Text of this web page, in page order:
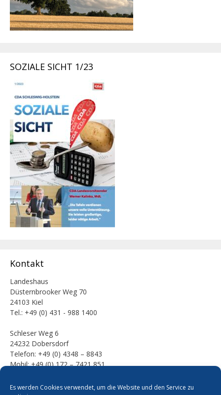
Es werden Cookies verwendet, um die Website und den Service zu
SOZIALE SICHT 1/23
Kontakt
Landeshaus
Düsternbrooker Weg 70
24103 Kiel
Tel.: +49 (0) 431 - 988 1400
Schleser Weg 6
24232 Dobersdorf
Telefon: +49 (0) 4348 – 8843
Mobil: +49 (0) 172 – 7421 851
E-Mail: